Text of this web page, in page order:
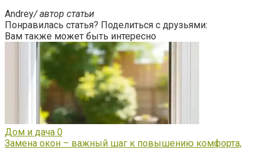
Andrey/ автор статьи
Понравилась статья? Поделиться с друзьями:
Вам также может быть интересно
Дом и дача 0
Замена окон – важный шаг к повышению комфорта,